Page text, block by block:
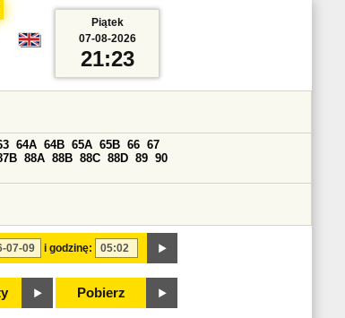
i godzinę:
64A 64B 65A 65B 66 67
88A 88B 88C 88D 89 90
Pobierz
Piątek
07-08-2026
21:23